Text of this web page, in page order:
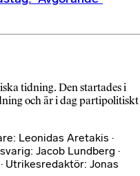
tidning. Den startades i
och är i dag partipolitiskt
Leonidas Aretakis ·
Jacob Lundberg ·
Utrikesredaktör: Jonas